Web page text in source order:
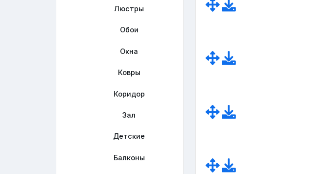
Люстры
Обои
Окна
Ковры
Коридор
Зал
Детские
Балконы